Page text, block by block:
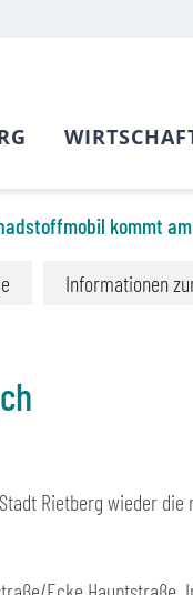
kommt
Informationen
Rietberg wieder